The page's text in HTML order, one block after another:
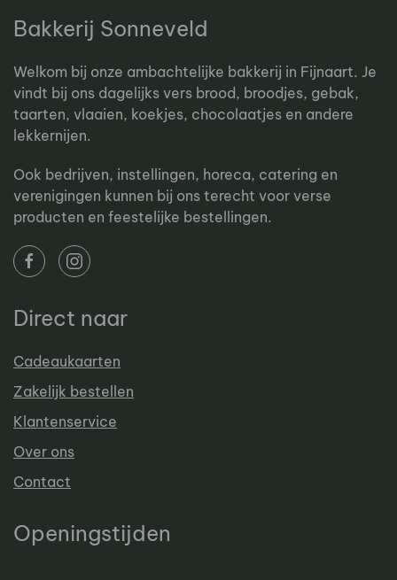
Bakkerij Sonneveld
Welkom bij onze ambachtelijke bakkerij in Fijnaart. Je
vindt bij ons dagelijks vers brood, broodjes, gebak,
taarten, vlaaien, koekjes, chocolaatjes en andere
lekkernijen.
Ook bedrijven, instellingen, horeca, catering en
verenigingen kunnen bij ons terecht voor verse
producten en feestelijke bestellingen.
Direct naar
Cadeaukaarten
Zakelijk bestellen
Klantenservice
Over ons
Contact
Openingstijden